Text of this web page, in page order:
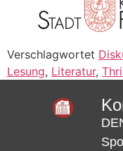
Verschlagwortet
Lesung, Literatur,